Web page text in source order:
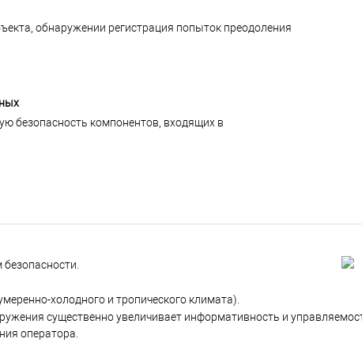
обнаружении регистрация попыток преодоления
безопасность компонентов, входящих в
холодного и тропического климата).
существенно увеличивает информативность и
оператора.